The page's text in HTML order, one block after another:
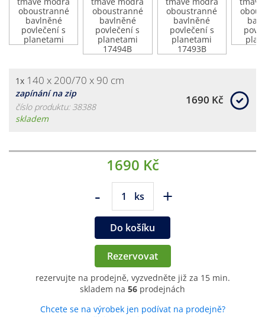
1x 140 x 200/70 x 90 cm
zapínání na zip
číslo produktu: 38388
skladem
1690 Kč
1690 Kč
- ks +
Do košíku
Rezervovat
rezervujte na prodejně, vyzvedněte již za 15 min.
skladem na 56 prodejnách
Chcete se na výrobek jen podívat na prodejně?